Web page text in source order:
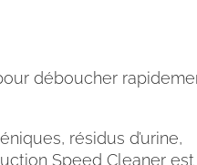
déboucher
résidus d’urine,
Speed Cleaner est